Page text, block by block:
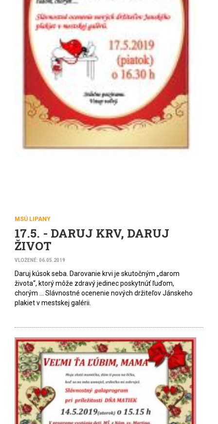
MSÚ LIPANY
17.5. - DARUJ KRV, DARUJ
ŽIVOT
VLOŽENÉ: 06.05.2019
Daruj kúsok seba. Darovanie krvi je skutočným „darom
života“, ktorý môže zdravý jedinec poskytnúť ľuďom,
chorým ... Slávnostné ocenenie nových držiteľov Jánskeho
plakiet v mestskej galérii.